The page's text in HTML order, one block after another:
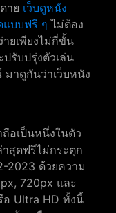
าย เว็บดูหนัง
แบบฟรี ๆ ไม่ต้อง
ายเพียงไม่กี่ขั้น
รับปรุ่งตัวเล่น
าดูกันว่าเว็บหนัง
ถือเป็นหนึ่งในตัว
สุดฟรีไม่กระตุก
2023 ด้วยความ
720px และ
อ Ultra HD ทั้งนี้